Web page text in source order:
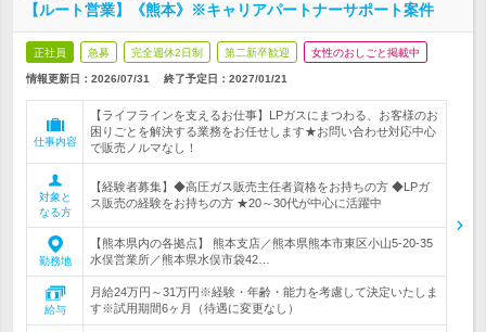
【ルート営業】《熊本》※キャリアパートナーサポート案件
正社員 急募 完全週休2日制 第二新卒歓迎 女性のおしごと掲載中
情報更新日：2026/07/31 終了予定日： 2027/01/21
仕事内容
【ライフラインを支えるお仕事】LPガスにまつわる、お客様のお
困りごとを解決する業務をお任せします★お問い合わせ対応中心
で販売ノルマなし！
対象と
なる方
【経験者募集】◆高圧ガス販売主任者資格をお持ちの方 ◆LPガ
ス販売の経験をお持ちの方 ★20～30代が中心に活躍中
勤務地
【熊本県内の各拠点】 熊本支店／熊本県熊本市東区小山5-20-35
水俣営業所／熊本県水俣市袋42…
給与
月給24万円～31万円※経験・年齢・能力を考慮して決定いたしま
す※試用期間6ヶ月（待遇に変更なし）